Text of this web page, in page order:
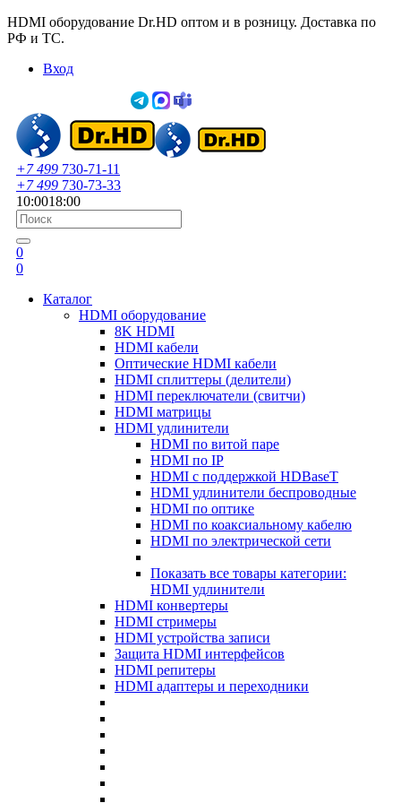
HDMI оборудование Dr.HD оптом и в розницу. Доставка по
РФ и ТС.
Вход
+7 499 730-71-11
+7 499 730-73-33
10:0018:00
0
0
Каталог
HDMI оборудование
8K HDMI
HDMI кабели
Оптические HDMI кабели
HDMI сплиттеры (делители)
HDMI переключатели (свитчи)
HDMI матрицы
HDMI удлинители
HDMI по витой паре
HDMI по IP
HDMI с поддержкой HDBaseT
HDMI удлинители беспроводные
HDMI по оптике
HDMI по коаксиальному кабелю
HDMI по электрической сети
Показать все товары категории:
HDMI удлинители
HDMI конвертеры
HDMI стримеры
HDMI устройства записи
Защита HDMI интерфейсов
HDMI репитеры
HDMI адаптеры и переходники